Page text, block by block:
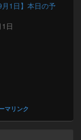
月1日】本日の予
日
マリンク